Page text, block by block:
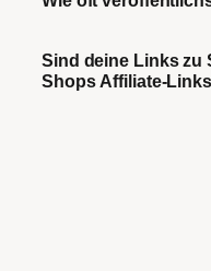
Sind deine Links zu
Shops Affiliate-